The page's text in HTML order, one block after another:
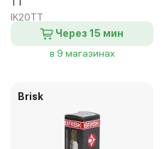
IK20TT
Через 15 мин
в 9 магазинах
Brisk